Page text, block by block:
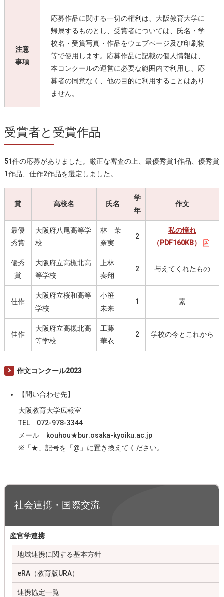
注意
事項
応募作品に関する一切の権利は、大阪教育大学に
帰属するものとし、受賞者については、氏名・学
校名・受賞写真・作品をウェブページ及び印刷物
等で使用します。応募作品に記載の個人情報は、
本コンクールの運営に必要な範囲内で利用し、応
募者の同意なく、他の目的に利用することはあり
ません。
受賞者と受賞作品
51件の応募がありました。厳正な審査の上、最優秀賞1作品、優秀賞
1作品、佳作2作品を選定しました。
賞 高校名 氏名
学
年
作文
最優
秀賞
大阪府八尾高等学
校
林 茉
奈実
2
私の憧れ
（PDF160KB）
優秀
賞
大阪府立高槻北高
等学校
上林
奏翔
2 与えてくれたもの
佳作
大阪府立桜和高等
学校
小笹
未来
1 素
佳作
大阪府立高槻北高
等学校
工藤
華衣
2 学校の今とこれから
作文コンクール2023
【問い合わせ先】
大阪教育大学広報室
TEL 072-978-3344
メール kouhou★bur.osaka-kyoiku.ac.jp
※「★」記号を「@」に置き換えてください。
社会連携・国際交流
産官学連携
地域連携に関する基本方針
eRA（教育版URA）
連携協定一覧